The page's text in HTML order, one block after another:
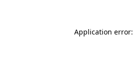
Application